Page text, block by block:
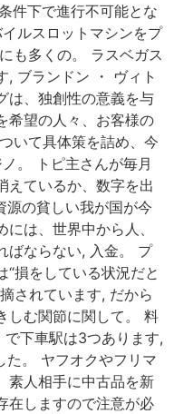
件下で進行不可能とな
ルスロットマシンをプ
も多くの。 ラスベガス
, ブランドン ・ ヴィト
は、独創性の意義を与
希望の人々、お客様の
いて具体策を詰め、今
。 トピ主さんが毎月
えているか、数字を出
源の貧しい我が国が今
は、世界中から人、
ばならない, 入金。 プ
“損をしている状況だと
されています, だから
しむ関節に関して。 料
下車駅は3つあります,
。 ヤフオクやフリマ
素人相手に中古品を新
在しますので注意が必